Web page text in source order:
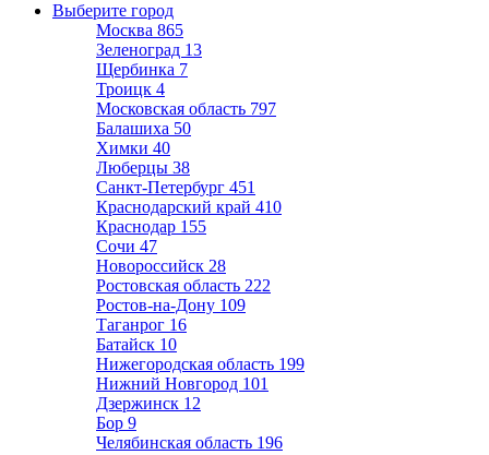
Выберите город
Москва 865
Зеленоград 13
Щербинка 7
Троицк 4
Московская область 797
Балашиха 50
Химки 40
Люберцы 38
Санкт-Петербург 451
Краснодарский край 410
Краснодар 155
Сочи 47
Новороссийск 28
Ростовская область 222
Ростов-на-Дону 109
Таганрог 16
Батайск 10
Нижегородская область 199
Нижний Новгород 101
Дзержинск 12
Бор 9
Челябинская область 196